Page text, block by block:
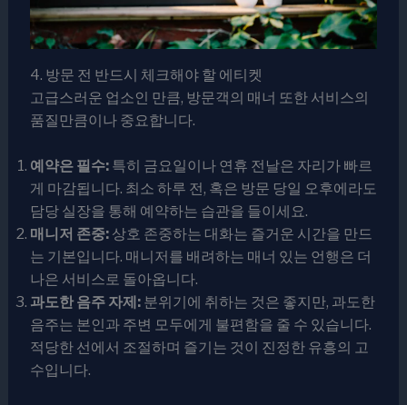
4. 방문 전 반드시 체크해야 할 에티켓
고급스러운 업소인 만큼, 방문객의 매너 또한 서비스의
품질만큼이나 중요합니다.
예약은 필수:특히 금요일이나 연휴 전날은 자리가 빠르
게 마감됩니다. 최소 하루 전, 혹은 방문 당일 오후에라도
담당 실장을 통해 예약하는 습관을 들이세요.
매니저 존중:상호 존중하는 대화는 즐거운 시간을 만드
는 기본입니다. 매니저를 배려하는 매너 있는 언행은 더
나은 서비스로 돌아옵니다.
과도한 음주 자제:분위기에 취하는 것은 좋지만, 과도한
음주는 본인과 주변 모두에게 불편함을 줄 수 있습니다.
적당한 선에서 조절하며 즐기는 것이 진정한 유흥의 고
수입니다.